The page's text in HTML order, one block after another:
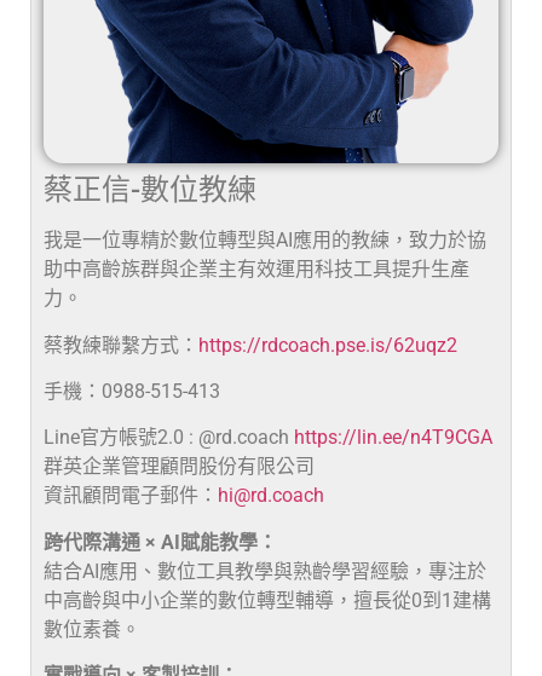
蔡正信-數位教練
我是一位專精於數位轉型與AI應用的教練，致力於協
助中高齡族群與企業主有效運用科技工具提升生產
力。
蔡教練聯繫方式： https://rdcoach.pse.is/62uqz2
手機：0988-515-413
Line官方帳號2.0 : @rd.coach https://lin.ee/n4T9CGA
群英企業管理顧問股份有限公司
資訊顧問電子郵件： hi@rd.coach
跨代際溝通 × AI賦能教學：
結合AI應用、數位工具教學與熟齡學習經驗，專注於
中高齡與中小企業的數位轉型輔導，擅長從0到1建構
數位素養。